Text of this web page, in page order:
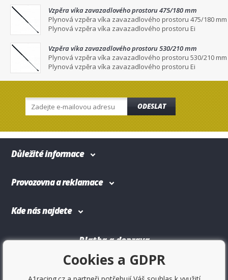
Vzpěra víka zavazadlového prostoru 475/180 mm
Plynová vzpěra víka zavazadlového prostoru 475/180 mm
Plynová vzpěra víka zavazadlového prostoru Ei
Vzpěra víka zavazadlového prostoru 530/210 mm
Plynová vzpěra víka zavazadlového prostoru 530/210 mm
Plynová vzpěra víka zavazadlového prostoru Ei
ODESLAT
Důležité informace
Provozovna a reklamace
Kde nás najdete
Platba a doprava
Cookies a GDPR